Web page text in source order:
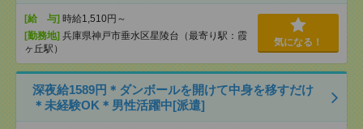
[給 与] 時給1,510円～
[勤務地] 兵庫県神戸市垂水区星陵台（最寄り駅：霞
ヶ丘駅）
気になる！
深夜給1589円＊ダンボールを開けて中身を移すだけ
＊未経験OK＊男性活躍中[派遣]